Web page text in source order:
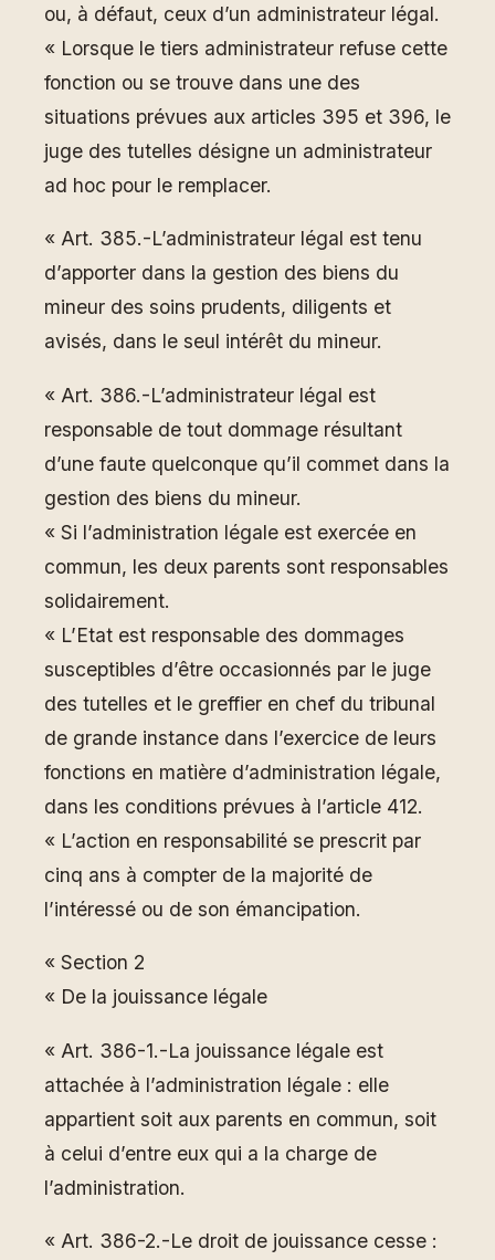
ou, à défaut, ceux d’un administrateur légal.
« Lorsque le tiers administrateur refuse cette
fonction ou se trouve dans une des
situations prévues aux articles 395 et 396, le
juge des tutelles désigne un administrateur
ad hoc pour le remplacer.
« Art. 385.-L’administrateur légal est tenu
d’apporter dans la gestion des biens du
mineur des soins prudents, diligents et
avisés, dans le seul intérêt du mineur.
« Art. 386.-L’administrateur légal est
responsable de tout dommage résultant
d’une faute quelconque qu’il commet dans la
gestion des biens du mineur.
« Si l’administration légale est exercée en
commun, les deux parents sont responsables
solidairement.
« L’Etat est responsable des dommages
susceptibles d’être occasionnés par le juge
des tutelles et le greffier en chef du tribunal
de grande instance dans l’exercice de leurs
fonctions en matière d’administration légale,
dans les conditions prévues à l’article 412.
« L’action en responsabilité se prescrit par
cinq ans à compter de la majorité de
l’intéressé ou de son émancipation.
« Section 2
« De la jouissance légale
« Art. 386-1.-La jouissance légale est
attachée à l’administration légale : elle
appartient soit aux parents en commun, soit
à celui d’entre eux qui a la charge de
l’administration.
« Art. 386-2.-Le droit de jouissance cesse :